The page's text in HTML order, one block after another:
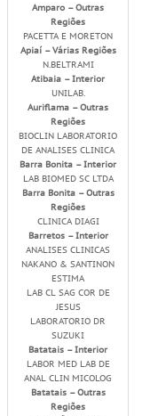
Amparo – Outras
Regiões
PACETTA E MORETON
Apiaí – Várias Regiões
N.BELTRAMI
Atibaia – Interior
UNILAB.
Auriflama – Outras
Regiões
BIOCLIN LABORATORIO
DE ANALISES CLINICA
Barra Bonita – Interior
LAB BIOMED SC LTDA
Barra Bonita – Outras
Regiões
CLINICA DIAGI
Barretos – Interior
ANALISES CLINICAS
NAKANO & SANTINON
ESTIMA
LAB CL SAG COR DE
JESUS
LABORATORIO DR
SUZUKI
Batatais – Interior
LABOR MED LAB DE
ANAL CLIN MICOLOG
Batatais – Outras
Regiões